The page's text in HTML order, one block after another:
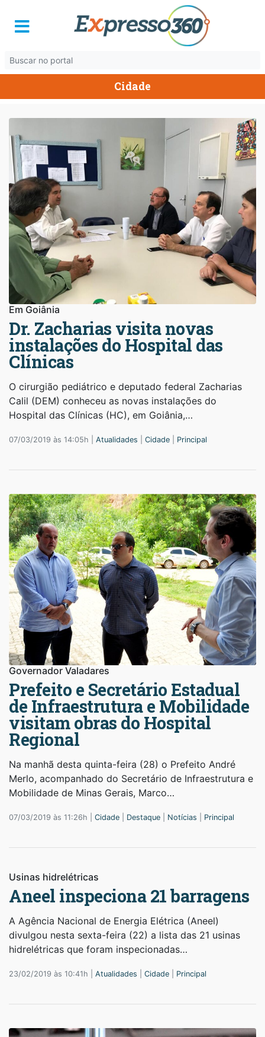
Cidade
Em Goiânia
Dr. Zacharias visita novas
instalações do Hospital das
Clínicas
O cirurgião pediátrico e deputado federal Zacharias
Calil (DEM) conheceu as novas instalações do
Hospital das Clínicas (HC), em Goiânia,…
07/03/2019 às 14:05h | Atualidades Cidade Principal
Governador Valadares
Prefeito e Secretário Estadual
de Infraestrutura e Mobilidade
visitam obras do Hospital
Regional
Na manhã desta quinta-feira (28) o Prefeito André
Merlo, acompanhado do Secretário de Infraestrutura e
Mobilidade de Minas Gerais, Marco…
07/03/2019 às 11:26h | Cidade Destaque Notícias Principal
Usinas hidrelétricas
Aneel inspeciona 21 barragens
A Agência Nacional de Energia Elétrica (Aneel)
divulgou nesta sexta-feira (22) a lista das 21 usinas
hidrelétricas que foram inspecionadas…
23/02/2019 às 10:41h | Atualidades Cidade Principal